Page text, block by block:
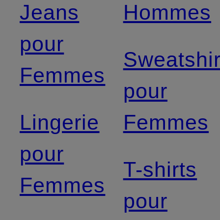
Jeans
pour
Femmes
Lingerie
pour
Femmes
Hommes
pour
Femmes
T-shirts
pour